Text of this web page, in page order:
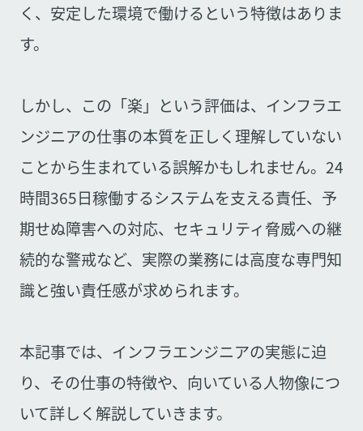
く、安定した環境で働けるという特徴はありま
す。
しかし、この「楽」という評価は、インフラエ
ンジニアの仕事の本質を正しく理解していない
ことから生まれている誤解かもしれません。24
時間365日稼働するシステムを支える責任、予
期せぬ障害への対応、セキュリティ脅威への継
続的な警戒など、実際の業務には高度な専門知
識と強い責任感が求められます。
本記事では、インフラエンジニアの実態に迫
り、その仕事の特徴や、向いている人物像につ
いて詳しく解説していきます。